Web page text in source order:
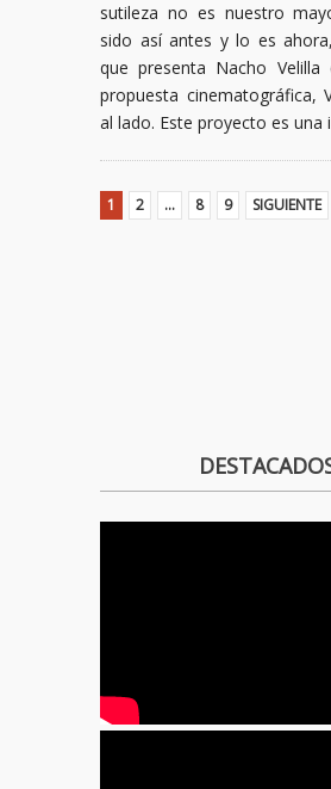
sutileza no es nuestro
sido así antes y lo es
que presenta Nacho
propuesta cinematográfica,
al lado. Este proyecto es
1 2 … 8 9 SIGUIENTE